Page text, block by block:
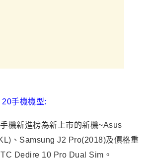
手機機型:
機新進榜為新上市的新機~Asus
、Samsung J2 Pro(2018)及價格重
Dedire 10 Pro Dual Sim。